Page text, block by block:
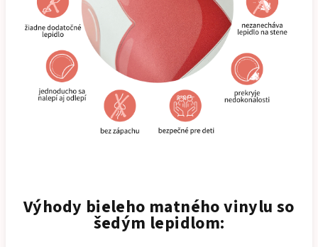
Výhody bieleho matného vinylu so
šedým lepidlom: